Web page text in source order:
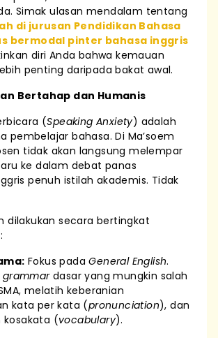
Simak ulasan mendalam tentang
di jurusan Pendidikan Bahasa
bermodal pinter bahasa inggris
diri Anda bahwa kemauan
penting daripada bakat awal.
Bertahap dan Humanis
(Speaking Anxiety) adalah
pembelajar bahasa. Di Ma’soem
tidak akan langsung melempar
ke dalam debat panas
penuh istilah akademis. Tidak
dilakukan secara bertingkat
Fokus padaGeneral English.
grammardasar yang mungkin salah
melatih keberanian
kata per kata (pronunciation), dan
(vocabulary).